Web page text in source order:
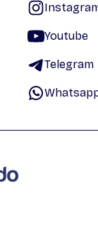
Youtube
Telegram